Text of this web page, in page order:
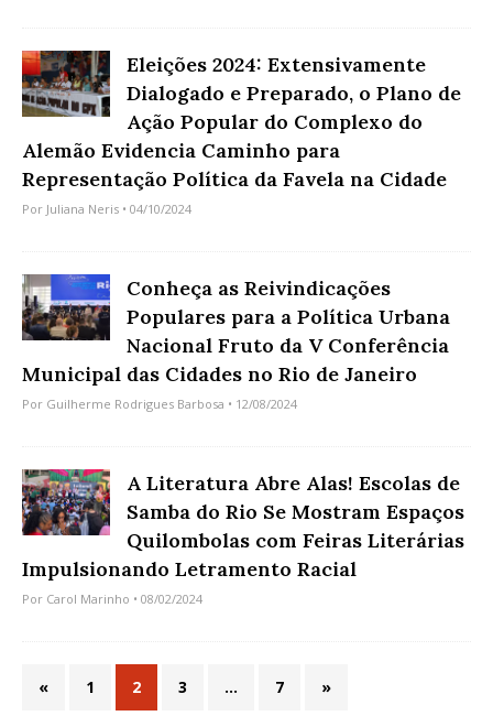
Eleições 2024: Extensivamente
Dialogado e Preparado, o Plano de
Ação Popular do Complexo do
Alemão Evidencia Caminho para
Representação Política da Favela na Cidade
Por Juliana Neris • 04/10/2024
Conheça as Reivindicações
Populares para a Política Urbana
Nacional Fruto da V Conferência
Municipal das Cidades no Rio de Janeiro
Por Guilherme Rodrigues Barbosa • 12/08/2024
A Literatura Abre Alas! Escolas de
Samba do Rio Se Mostram Espaços
Quilombolas com Feiras Literárias
Impulsionando Letramento Racial
Por Carol Marinho • 08/02/2024
« 1 2 3 … 7 »